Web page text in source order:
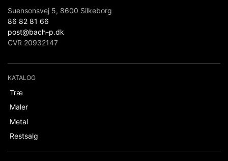
Suensonsvej 5, 8600 Silkeborg
86 82 81 66
post@bach-p.dk
CVR 20932147
KATALOG
Træ
Maler
Metal
Restsalg